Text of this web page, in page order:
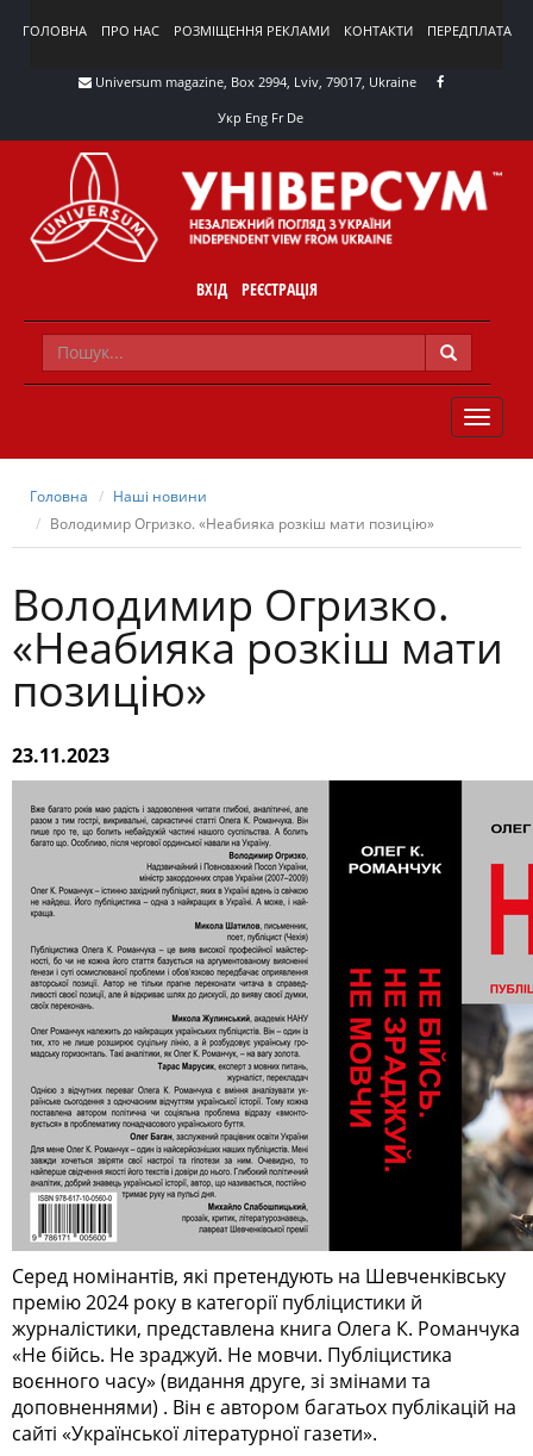
ГОЛОВНА ПРО НАС РОЗМІЩЕННЯ РЕКЛАМИ КОНТАКТИ ПЕРЕДПЛАТА
Universum magazine, Box 2994, Lviv, 79017, Ukraine
Укр Eng Fr De
ВХІД РЕЄСТРАЦІЯ
TOGGLE
Головна
Наші новини
Володимир Огризко. «Неабияка розкіш мати позицію»
Володимир Огризко.
«Неабияка розкіш мати
позицію»
23.11.2023
Серед номінантів, які претендують на Шевченківську
премію 2024 року в категорії публіцистики й
журналістики, представлена книга Олега К. Романчука
«Не бійсь. Не зраджуй. Не мовчи. Публіцистика
воєнного часу» (видання друге, зі змінами та
доповненнями) . Він є автором багатьох публікацій на
сайті «Української літературної газети».